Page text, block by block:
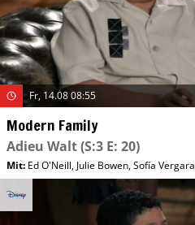
Fr, 14.08 08:55
Modern Family
Adieu Walt(S:3 E: 20)
Mit: Ed O'Neill, Julie Bowen,Sofía Vergara